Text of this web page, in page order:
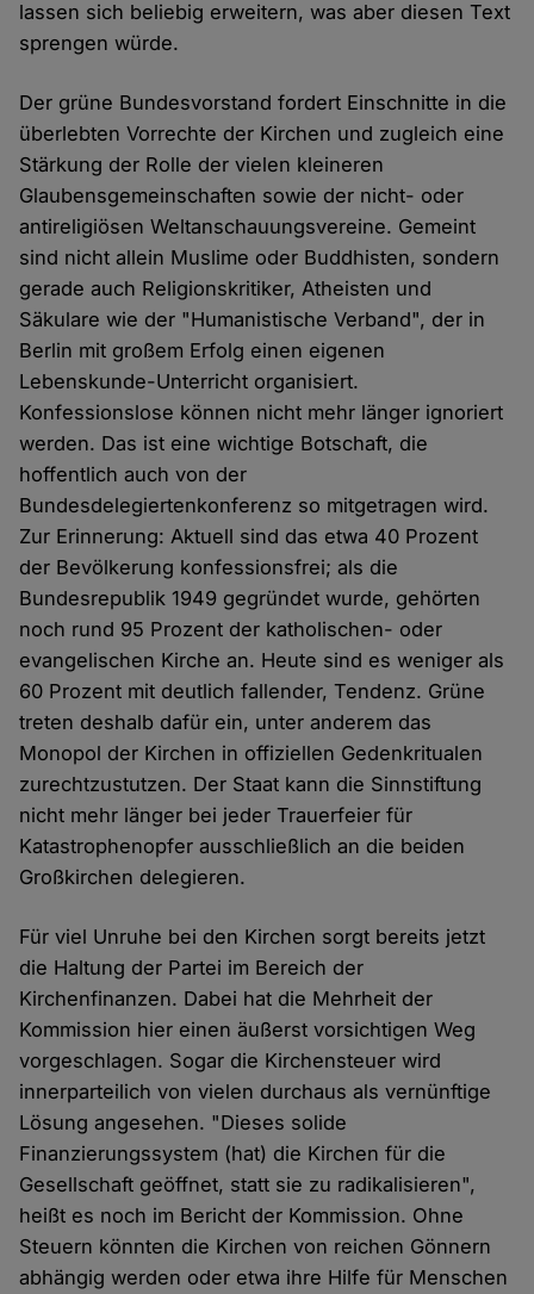
lassen sich beliebig erweitern, was aber diesen Text
sprengen würde.
Der grüne Bundesvorstand fordert Einschnitte in die
überlebten Vorrechte der Kirchen und zugleich eine
Stärkung der Rolle der vielen kleineren
Glaubensgemeinschaften sowie der nicht- oder
antireligiösen Weltanschauungsvereine. Gemeint
sind nicht allein Muslime oder Buddhisten, sondern
gerade auch Religionskritiker, Atheisten und
Säkulare wie der "Humanistische Verband", der in
Berlin mit großem Erfolg einen eigenen
Lebenskunde-Unterricht organisiert.
Konfessionslose können nicht mehr länger ignoriert
werden. Das ist eine wichtige Botschaft, die
hoffentlich auch von der
Bundesdelegiertenkonferenz so mitgetragen wird.
Zur Erinnerung: Aktuell sind das etwa 40 Prozent
der Bevölkerung konfessionsfrei; als die
Bundesrepublik 1949 gegründet wurde, gehörten
noch rund 95 Prozent der katholischen- oder
evangelischen Kirche an. Heute sind es weniger als
60 Prozent mit deutlich fallender, Tendenz. Grüne
treten deshalb dafür ein, unter anderem das
Monopol der Kirchen in offiziellen Gedenkritualen
zurechtzustutzen. Der Staat kann die Sinnstiftung
nicht mehr länger bei jeder Trauerfeier für
Katastrophenopfer ausschließlich an die beiden
Großkirchen delegieren.
Für viel Unruhe bei den Kirchen sorgt bereits jetzt
die Haltung der Partei im Bereich der
Kirchenfinanzen. Dabei hat die Mehrheit der
Kommission hier einen äußerst vorsichtigen Weg
vorgeschlagen. Sogar die Kirchensteuer wird
innerparteilich von vielen durchaus als vernünftige
Lösung angesehen. "Dieses solide
Finanzierungssystem (hat) die Kirchen für die
Gesellschaft geöffnet, statt sie zu radikalisieren",
heißt es noch im Bericht der Kommission. Ohne
Steuern könnten die Kirchen von reichen Gönnern
abhängig werden oder etwa ihre Hilfe für Menschen